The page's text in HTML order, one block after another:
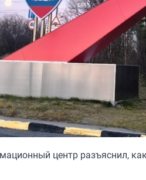
центр разъяснил,